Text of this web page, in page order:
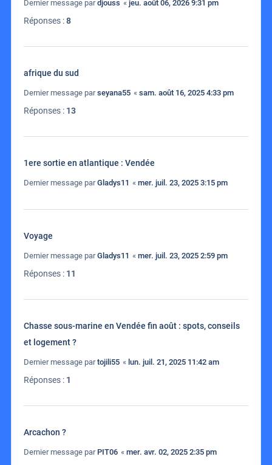
Dernier message pardjouss « jeu. août 06, 2026 9:31 pm
Réponses :8
afrique du sud
Dernier message parseyana55 « sam. août 16, 2025 4:33 pm
Réponses : 13
1ere sortie en atlantique : Vendée
Dernier message parGladys11 « mer. juil. 23, 2025 3:15 pm
Voyage
Dernier message parGladys11 « mer. juil. 23, 2025 2:59 pm
Réponses : 11
Chasse sous-marine en Vendée fin août : spots, conseils
et logement ?
Dernier message partojili55 « lun. juil. 21, 2025 11:42 am
Réponses : 1
Arcachon ?
Dernier message par PIT06 « mer. avr. 02, 2025 2:35 pm